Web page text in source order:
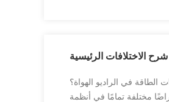
الاختلافات الرئيسية
في الراديو الهواة؟
مختلفة تمامًا في أنظمة